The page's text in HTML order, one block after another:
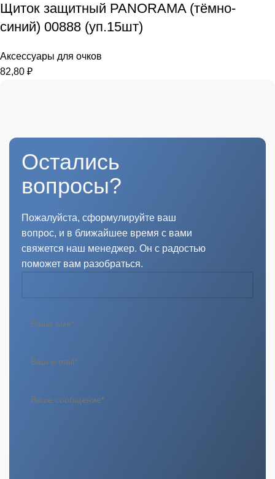
Щиток защитный PANORAMA (тёмно-
синий) 00888 (уп.15шт)
Аксессуары для очков
82,80 ₽
Остались
вопросы?
Пожалуйста, сформулируйте ваш
вопрос, и в ближайшее время с вами
свяжется наш менеджер. Он с радостью
поможет вам разобраться.